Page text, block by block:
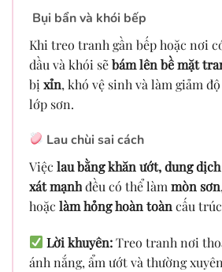
Bụi bẩn và khói bếp
Khi treo tranh gần bếp hoặc nơi
dầu và khói sẽbám lên bề mặt
bị xỉn, khó vệ sinh và làm giảm
lớp sơn.
Lau chùi sai cách
Việc lau bằng khăn ướt, dung
xát mạnhđều có thể làm mòn sơn,
hoặc làm hỏng hoàn toàn cấu
Lời khuyên:Treo tranh nơi
ánh nắng, ẩm ướt và thường